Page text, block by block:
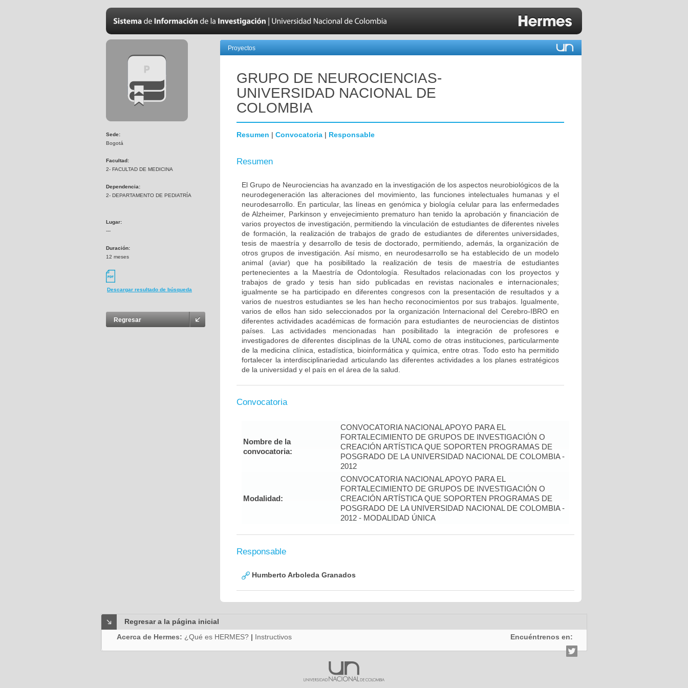
Sede:
Bogotá
Facultad:
2- FACULTAD DE MEDICINA
Dependencia:
2- DEPARTAMENTO DE PEDIATRÍA
Lugar:
---
Duración:
12 meses
Descargar resultado de búsqueda
Regresar
Proyectos
GRUPO DE NEUROCIENCIAS-
UNIVERSIDAD NACIONAL DE
COLOMBIA
Resumen | Convocatoria | Responsable
Resumen
El Grupo de Neurociencias ha avanzado en la investigación de los aspectos neurobiológicos de la
neurodegeneración las alteraciones del movimiento, las funciones intelectuales humanas y el
neurodesarrollo. En particular, las líneas en genómica y biología celular para las enfermedades
de Alzheimer, Parkinson y envejecimiento prematuro han tenido la aprobación y financiación de
varios proyectos de investigación, permitiendo la vinculación de estudiantes de diferentes niveles
de formación, la realización de trabajos de grado de estudiantes de diferentes universidades,
tesis de maestría y desarrollo de tesis de doctorado, permitiendo, además, la organización de
otros grupos de investigación. Así mismo, en neurodesarrollo se ha establecido de un modelo
animal (aviar) que ha posibilitado la realización de tesis de maestría de estudiantes
pertenecientes a la Maestría de Odontología. Resultados relacionadas con los proyectos y
trabajos de grado y tesis han sido publicadas en revistas nacionales e internacionales;
igualmente se ha participado en diferentes congresos con la presentación de resultados y a
varios de nuestros estudiantes se les han hecho reconocimientos por sus trabajos. Igualmente,
varios de ellos han sido seleccionados por la organización Internacional del Cerebro-IBRO en
diferentes actividades académicas de formación para estudiantes de neurociencias de distintos
países. Las actividades mencionadas han posibilitado la integración de profesores e
investigadores de diferentes disciplinas de la UNAL como de otras instituciones, particularmente
de la medicina clínica, estadística, bioinformática y química, entre otras. Todo esto ha permitido
fortalecer la interdisciplinariedad articulando las diferentes actividades a los planes estratégicos
de la universidad y el país en el área de la salud.
Convocatoria
Nombre de la
convocatoria:
CONVOCATORIA NACIONAL APOYO PARA EL
FORTALECIMIENTO DE GRUPOS DE INVESTIGACIÓN O
CREACIÓN ARTÍSTICA QUE SOPORTEN PROGRAMAS DE
POSGRADO DE LA UNIVERSIDAD NACIONAL DE COLOMBIA -
2012
Modalidad:
CONVOCATORIA NACIONAL APOYO PARA EL
FORTALECIMIENTO DE GRUPOS DE INVESTIGACIÓN O
CREACIÓN ARTÍSTICA QUE SOPORTEN PROGRAMAS DE
POSGRADO DE LA UNIVERSIDAD NACIONAL DE COLOMBIA -
2012 - MODALIDAD ÚNICA
Responsable
Humberto Arboleda Granados
Regresar a la página inicial
Acerca de Hermes: ¿Qué es HERMES? | Instructivos Encuéntrenos en: